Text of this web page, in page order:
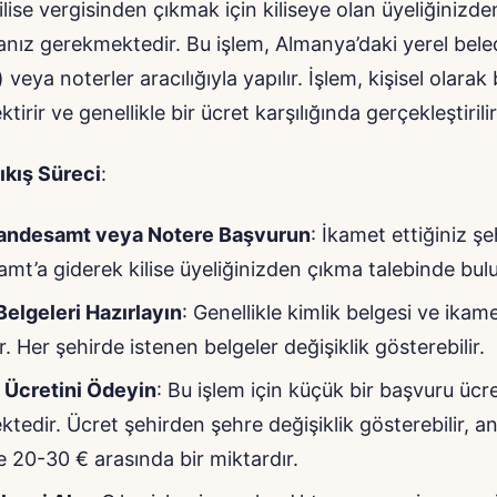
vergisinden çıkmak için kiliseye olan
gerekmektedir. Bu işlem, Almanya’daki yerel
noterler aracılığıyla yapılır. İşlem, kişisel olarak
ve genellikle bir ücret karşılığında
Süreci:
veya Notere Başvurun: İkamet ettiğiniz
giderek kilise üyeliğinizden çıkma talebinde
Hazırlayın: Genellikle kimlik belgesi ve
Her şehirde istenen belgeler değişiklik gösterebilir.
Ücretini Ödeyin: Bu işlem için küçük bir başvuru
Ücret şehirden şehre değişiklik gösterebilir,
20-30 € arasında bir miktardır.